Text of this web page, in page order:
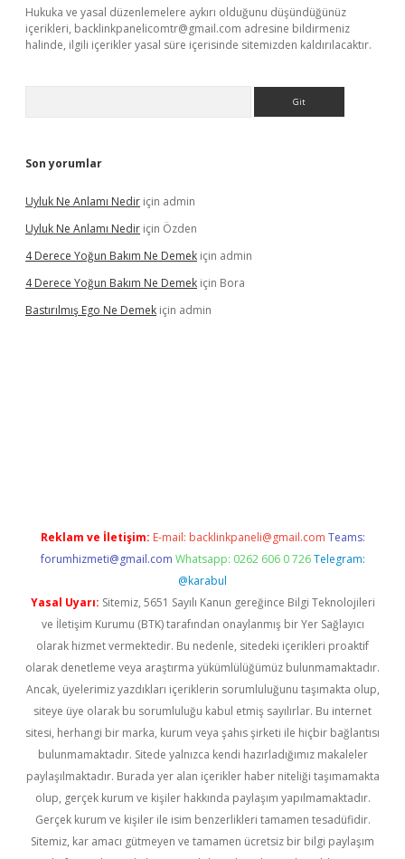
Hukuka ve yasal düzenlemelere aykırı olduğunu düşündüğünüz
içerikleri, backlinkpanelicomtr@gmail.com adresine bildirmeniz
halinde, ilgili içerikler yasal süre içerisinde sitemizden kaldırılacaktır.
Son yorumlar
Uyluk Ne Anlamı Nedir için admin
Uyluk Ne Anlamı Nedir için Özden
4 Derece Yoğun Bakım Ne Demek için admin
4 Derece Yoğun Bakım Ne Demek için Bora
Bastırılmış Ego Ne Demek için admin
Reklam ve İletişim: E-mail: backlinkpaneli@gmail.com Teams:
forumhizmeti@gmail.com Whatsapp: 0262 606 0 726 Telegram:
@karabul
Yasal Uyarı: Sitemiz, 5651 Sayılı Kanun gereğince Bilgi Teknolojileri
ve İletişim Kurumu (BTK) tarafından onaylanmış bir Yer Sağlayıcı
olarak hizmet vermektedir. Bu nedenle, sitedeki içerikleri proaktif
olarak denetleme veya araştırma yükümlülüğümüz bulunmamaktadır.
Ancak, üyelerimiz yazdıkları içeriklerin sorumluluğunu taşımakta olup,
siteye üye olarak bu sorumluluğu kabul etmiş sayılırlar. Bu internet
sitesi, herhangi bir marka, kurum veya şahıs şirketi ile hiçbir bağlantısı
bulunmamaktadır. Sitede yalnızca kendi hazırladığımız makaleler
paylaşılmaktadır. Burada yer alan içerikler haber niteliği taşımamakta
olup, gerçek kurum ve kişiler hakkında paylaşım yapılmamaktadır.
Gerçek kurum ve kişiler ile isim benzerlikleri tamamen tesadüfidir.
Sitemiz, kar amacı gütmeyen ve tamamen ücretsiz bir bilgi paylaşım